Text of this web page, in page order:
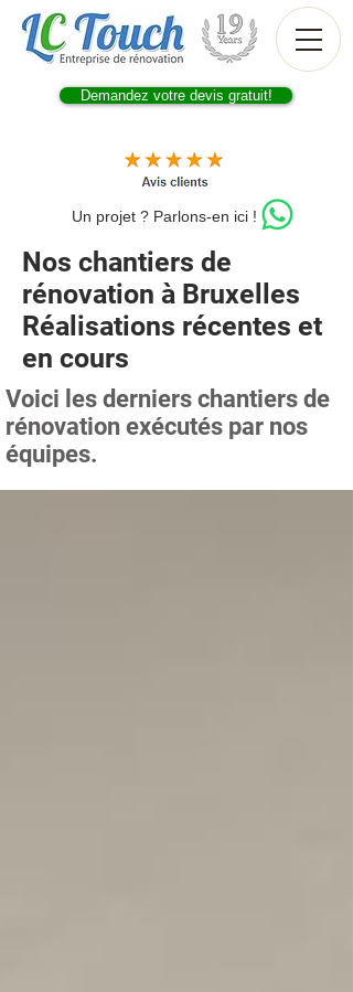
Demandez votre devis gratuit!
Un projet ? Parlons-en ici !
Nos chantiers de
rénovation à Bruxelles
Réalisations récentes et
en cours
Voici les derniers chantiers de
rénovation exécutés par nos
équipes.